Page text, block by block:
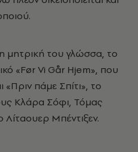
μητρική του γλώσσα, το
«Før Vi Går Hjem», που
πάμε Σπίτι», το
Κλάρα Σόφι, Τόμας
Μπέντιξεν.